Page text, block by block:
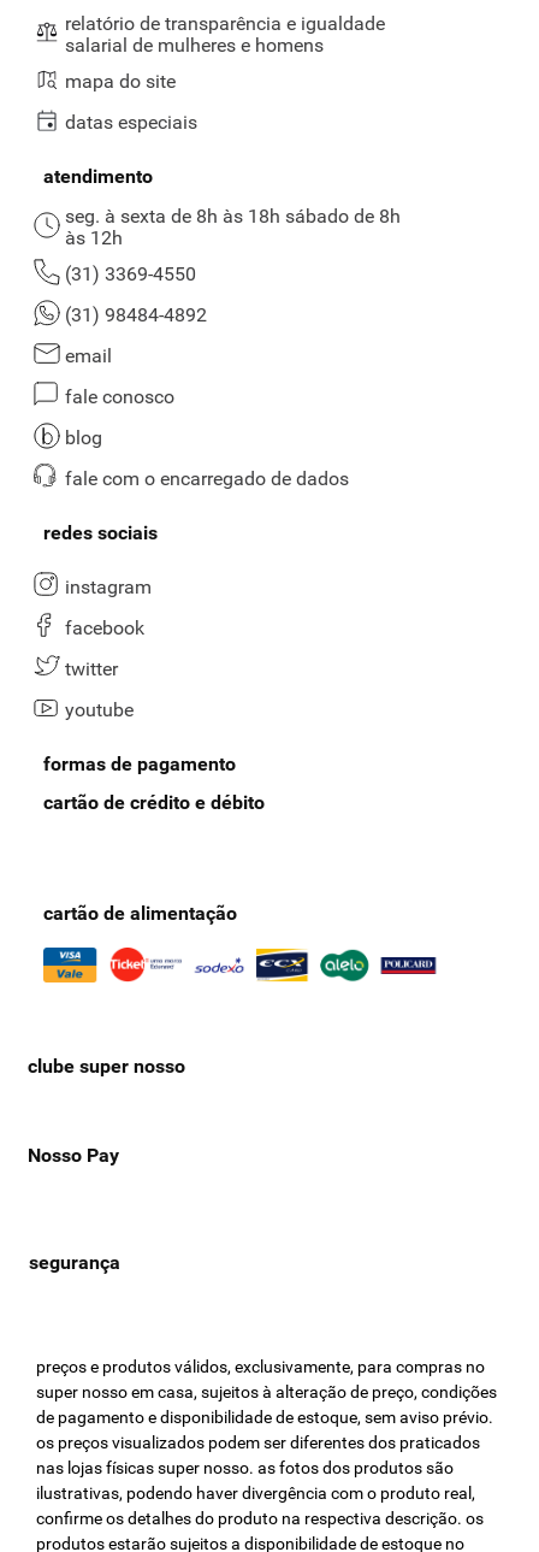
relatório de transparência e igualdade
salarial de mulheres e homens
mapa do site
datas especiais
atendimento
seg. à sexta de 8h às 18h sábado de 8h
às 12h
(31) 3369-4550
(31) 98484-4892
email
fale conosco
blog
fale com o encarregado de dados
redes sociais
instagram
facebook
twitter
youtube
formas de pagamento
cartão de crédito e débito
cartão de alimentação
clube super nosso
Nosso Pay
preços e produtos válidos, exclusivamente, para compras no
super nosso em casa, sujeitos à alteração de preço, condições
de pagamento e disponibilidade de estoque, sem aviso prévio.
os preços visualizados podem ser diferentes dos praticados
nas lojas físicas super nosso. as fotos dos produtos são
ilustrativas, podendo haver divergência com o produto real,
confirme os detalhes do produto na respectiva descrição. os
produtos estarão sujeitos a disponibilidade de estoque no